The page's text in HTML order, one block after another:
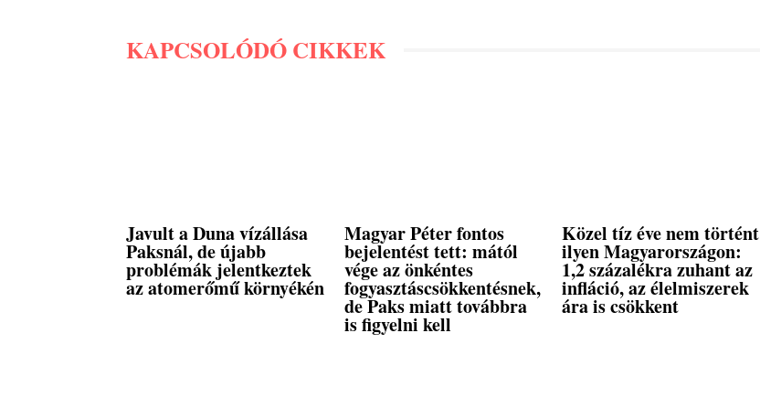
KAPCSOLÓDÓ CIKKEK
Javult a Duna vízállása
Paksnál, de újabb
problémák jelentkeztek
az atomerőmű környékén
Magyar Péter fontos
bejelentést tett: mától
vége az önkéntes
fogyasztáscsökkentésnek,
de Paks miatt továbbra
is figyelni kell
Közel tíz éve nem történt
ilyen Magyarországon:
1,2 százalékra zuhant az
infláció, az élelmiszerek
ára is csökkent